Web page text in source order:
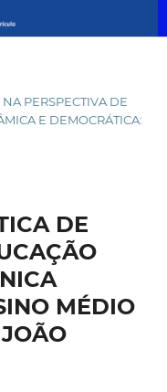
PERSPECTIVA DE
E DEMOCRÁTICA:
DE
MÉDIO